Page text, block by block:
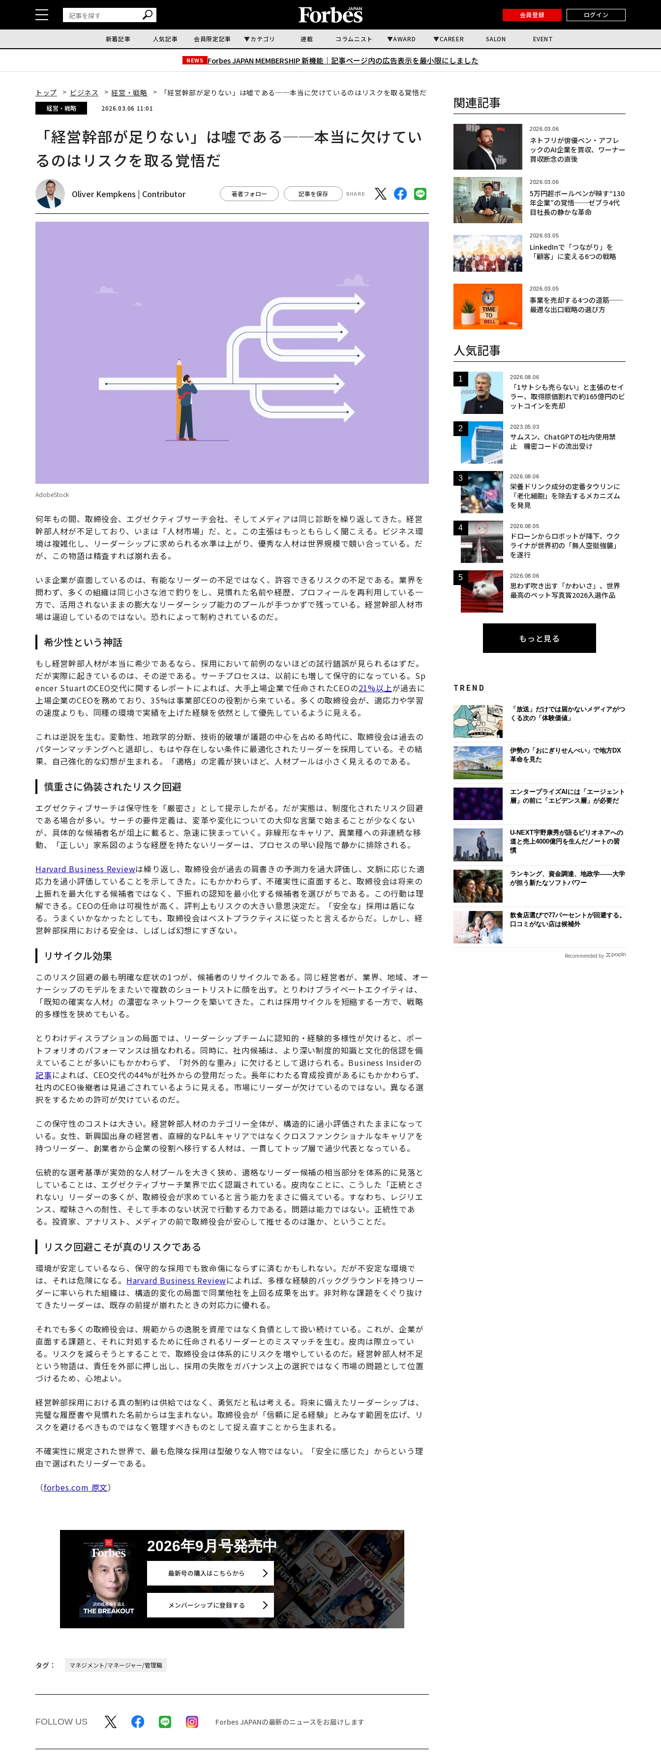
会員登録 ログイン
新着記事 人気記事 会員限定記事 カテゴリ 連載 コラムニスト AWARD CAREER SALON EVENT
NEWS Forbes JAPAN MEMBERSHIP 新機能｜ 記事ページ内の広告表示を最小限にしました
トップ ビジネス 経営・戦略 「経営幹部が足りない」は嘘である──本当に欠けているのはリスクを取る覚悟だ
経営・戦略 2026.03.06 11:01
「経営幹部が足りない」は嘘である──本当に欠けてい
るのはリスクを取る覚悟だ
Oliver Kempkens | Contributor 著者フォロー 記事を保存
AdobeStock
何年もの間、取締役会、エグゼクティブサーチ会社、そしてメディアは同じ診断を繰り返してきた。経営
幹部人材が不足しており、いまは「人材市場」だ、と。この主張はもっともらしく聞こえる。ビジネス環
境は複雑化し、リーダーシップに求められる水準は上がり、優秀な人材は世界規模で競い合っている。だ
が、この物語は精査すれば崩れ去る。
いま企業が直面しているのは、有能なリーダーの不足ではなく、許容できるリスクの不足である。業界を
問わず、多くの組織は同じ小さな池で釣りをし、見慣れた名前や経歴、プロフィールを再利用している一
方で、活用されないままの膨大なリーダーシップ能力のプールが手つかずで残っている。経営幹部人材市
場は逼迫しているのではない。恐れによって制約されているのだ。
希少性という神話
もし経営幹部人材が本当に希少であるなら、採用において前例のないほどの試行錯誤が見られるはずだ。
だが実際に起きているのは、その逆である。サーチプロセスは、以前にも増して保守的になっている。Sp
encer StuartのCEO交代に関するレポートによれば、大手上場企業で任命されたCEOの21%以上が過去に
上場企業のCEOを務めており、35%は事業部CEOの役割から来ている。多くの取締役会が、適応力や学習
の速度よりも、同種の環境で実績を上げた経験を依然として優先しているように見える。
これは逆説を生む。変動性、地政学的分断、技術的破壊が議題の中心を占める時代に、取締役会は過去の
パターンマッチングへと退却し、もはや存在しない条件に最適化されたリーダーを採用している。その結
果、自己強化的な幻想が生まれる。「適格」の定義が狭いほど、人材プールは小さく見えるのである。
慎重さに偽装されたリスク回避
エグゼクティブサーチは保守性を「厳密さ」として提示したがる。だが実態は、制度化されたリスク回避
である場合が多い。サーチの要件定義は、変革や変化についての大仰な言葉で始まることが少なくない
が、具体的な候補者名が俎上に載ると、急速に狭まっていく。非線形なキャリア、異業種への非連続な移
動、「正しい」家系図のような経歴を持たないリーダーは、プロセスの早い段階で静かに排除される。
Harvard Business Reviewは繰り返し、取締役会が過去の肩書きの予測力を過大評価し、文脈に応じた適
応力を過小評価していることを示してきた。にもかかわらず、不確実性に直面すると、取締役会は将来の
上振れを最大化する候補者ではなく、下振れの認知を最小化する候補者を選びがちである。この行動は理
解できる。CEOの任命は可視性が高く、評判上もリスクの大きい意思決定だ。「安全な」採用は盾にな
る。うまくいかなかったとしても、取締役会はベストプラクティスに従ったと言えるからだ。しかし、経
営幹部採用における安全は、しばしば幻想にすぎない。
リサイクル効果
このリスク回避の最も明確な症状の1つが、候補者のリサイクルである。同じ経営者が、業界、地域、オー
ナーシップのモデルをまたいで複数のショートリストに顔を出す。とりわけプライベートエクイティは、
「既知の確実な人材」の濃密なネットワークを築いてきた。これは採用サイクルを短縮する一方で、戦略
的多様性を狭めてもいる。
とりわけディスラプションの局面では、リーダーシップチームに認知的・経験的多様性が欠けると、ポー
トフォリオのパフォーマンスは損なわれる。同時に、社内候補は、より深い制度的知識と文化的信認を備
えていることが多いにもかかわらず、「対外的な重み」に欠けるとして退けられる。Business Insiderの
記事によれば、CEO交代の44%が社外からの登用だった。長年にわたる育成投資があるにもかかわらず、
社内のCEO後継者は見過ごされているように見える。市場にリーダーが欠けているのではない。異なる選
択をするための許可が欠けているのだ。
この保守性のコストは大きい。経営幹部人材のカテゴリー全体が、構造的に過小評価されたままになって
いる。女性、新興国出身の経営者、直線的なP&Lキャリアではなくクロスファンクショナルなキャリアを
持つリーダー、創業者から企業の役割へ移行する人材は、一貫してトップ層で過少代表となっている。
伝統的な選考基準が実効的な人材プールを大きく狭め、適格なリーダー候補の相当部分を体系的に見落と
していることは、エグゼクティブサーチ業界で広く認識されている。皮肉なことに、こうした「正統とさ
れない」リーダーの多くが、取締役会が求めていると言う能力をまさに備えている。すなわち、レジリエ
ンス、曖昧さへの耐性、そして手本のない状況で行動する力である。問題は能力ではない。正統性であ
る。投資家、アナリスト、メディアの前で取締役会が安心して推せるのは誰か、ということだ。
リスク回避こそが真のリスクである
環境が安定しているなら、保守的な採用でも致命傷にならずに済むかもしれない。だが不安定な環境で
は、それは危険になる。 Harvard Business Reviewによれば、多様な経験的バックグラウンドを持つリー
ダーに率いられた組織は、構造的変化の局面で同業他社を上回る成果を出す。非対称な課題をくぐり抜け
てきたリーダーは、既存の前提が崩れたときの対応力に優れる。
それでも多くの取締役会は、規範からの逸脱を資産ではなく負債として扱い続けている。これが、企業が
直面する課題と、それに対処するために任命されるリーダーとのミスマッチを生む。皮肉は際立ってい
る。リスクを減らそうとすることで、取締役会は体系的にリスクを増やしているのだ。経営幹部人材不足
という物語は、責任を外部に押し出し、採用の失敗をガバナンス上の選択ではなく市場の問題として位置
づけるため、心地よい。
経営幹部採用における真の制約は供給ではなく、勇気だと私は考える。将来に備えたリーダーシップは、
完璧な履歴書や見慣れた名前からは生まれない。取締役会が「信頼に足る経験」とみなす範囲を広げ、リ
スクを避けるべきものではなく管理すべきものとして捉え直すことから生まれる。
不確実性に規定された世界で、最も危険な採用は型破りな人物ではない。「安全に感じた」からという理
由で選ばれたリーダーである。
（forbes.com 原文）
2026年9月号発売中
最新号の購入はこちらから
メンバーシップに登録する
タグ： マネジメント/マネージャー/管理職
FOLLOW US Forbes JAPANの最新のニュースをお届けします
関連記事
2026.03.06
ネトフリが俳優ベン・アフレ
ックのAI企業を買収、ワーナー
買収断念の直後
2026.03.06
5万円超ボールペンが映す“130
年企業”の覚悟──ゼブラ4代
目社長の静かな革命
2026.03.05
LinkedInで「つながり」を
「顧客」に変える6つの戦略
2026.03.05
事業を売却する4つの道筋──
最適な出口戦略の選び方
人気記事
2026.08.06
「1サトシも売らない」と主張のセイ
ラー、取得原価割れで約165億円のビ
ットコインを売却
2023.05.03
サムスン、ChatGPTの社内使用禁
止 機密コードの流出受け
2026.08.06
栄養ドリンク成分の定番タウリンに
「老化細胞」を除去するメカニズム
を発見
2026.08.05
ドローンからロボットが降下、ウク
ライナが世界初の「無人空挺強襲」
を遂行
2026.08.06
思わず吹き出す「かわいさ」、世界
最高のペット写真賞2026入選作品
もっと見る
TREND
「放送」だけでは届かないメディアがつ
くる次の「体験価値」
伊勢の「おにぎりせんべい」で地方DX
革命を見た
エンタープライズAIには「エージェント
層」の前に「エビデンス層」が必要だ
U-NEXT宇野康秀が語るビリオネアへの
道と売上4000億円を生んだノートの習
慣
ランキング、資金調達、地政学——大学
が担う新たなソフトパワー
飲食店選びで77パーセントが回避する。
口コミがない店は候補外
Recommended by